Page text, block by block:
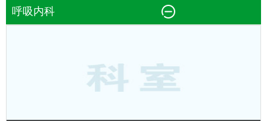
呼吸内科